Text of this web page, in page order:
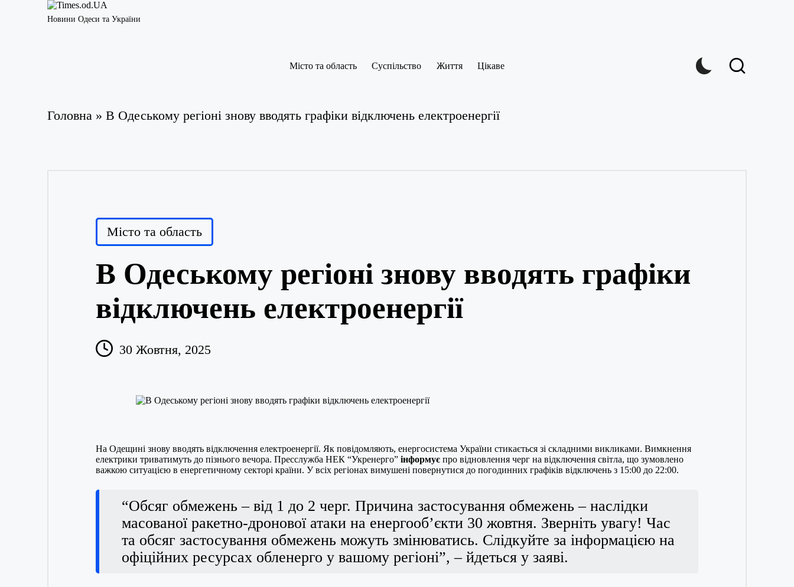
Новини Одеси та України
Місто та область Суспільство Життя Цікаве
Головна » В Одеському регіоні знову вводять графіки відключень електроенергії
Posted
Місто та область
В Одеському регіоні знову вводять графіки
відключень електроенергії
30 Жовтня, 2025
На Одещині знову вводять відключення електроенергії. Як повідомляють, енергосистема України стикається зі складними викликами. Вимкнення
електрики триватимуть до пізнього вечора. Пресслужба НЕК “Укренерго” інформуєпро відновлення черг на відключення світла, що зумовлено
важкою ситуацією в енергетичному секторі країни. У всіх регіонах вимушені повернутися до погодинних графіків відключень з 15:00 до 22:00.
“Обсяг обмежень – від 1 до 2 черг. Причина застосування обмежень – наслідки
масованої ракетно-дронової атаки на енергооб’єкти 30 жовтня. Зверніть увагу! Час
та обсяг застосування обмежень можуть змінюватись. Слідкуйте за інформацією на
офіційних ресурсах обленерго у вашому регіоні”, – йдеться у заяві.